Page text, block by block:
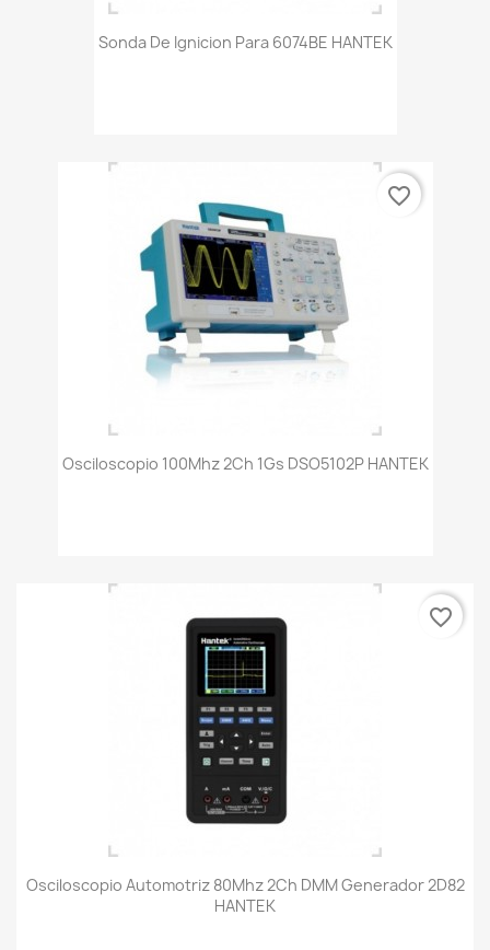
Sonda De Ignicion Para 6074BE HANTEK
Osciloscopio 100Mhz 2Ch 1Gs DSO5102P HANTEK
favorite_border
Osciloscopio Automotriz 80Mhz 2Ch DMM Generador 2D82
HANTEK
favorite_border